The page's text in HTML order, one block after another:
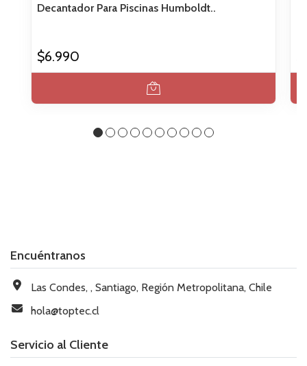
Decantador Para Piscinas Humboldt..
$6.990
Encuéntranos
Las Condes, , Santiago, Región Metropolitana, Chile
hola@toptec.cl
Servicio al Cliente